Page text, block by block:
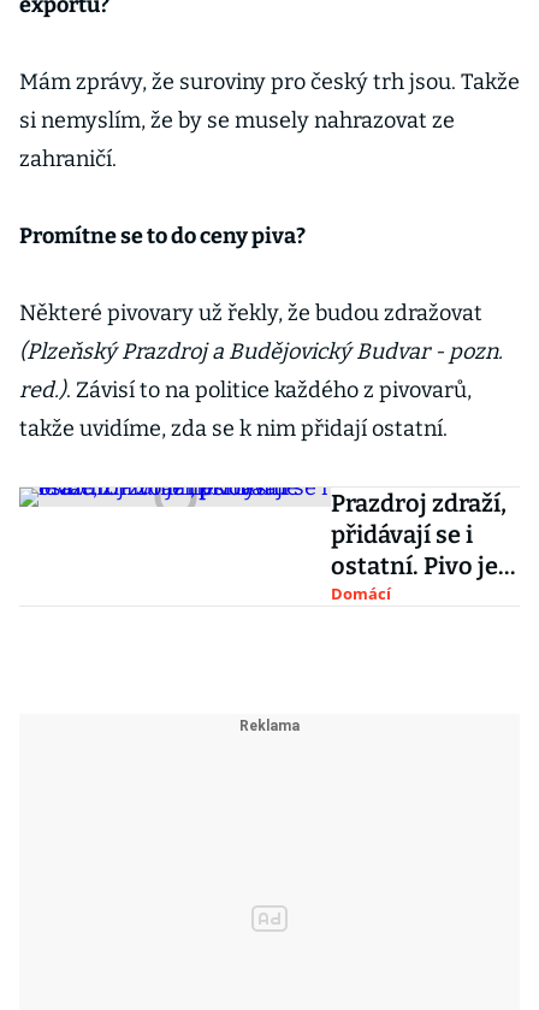
Mám zprávy, že suroviny pro český trh jsou. Takže
si nemyslím, že by se musely nahrazovat ze
zahraničí.
Promítne se to do ceny piva?
Některé pivovary už řekly, že budou zdražovat
(Plzeňský Prazdroj a Budějovický Budvar - pozn.
red.). Závisí to na politice každého z pivovarů,
takže uvidíme, zda se k nim přidají ostatní.
Prazdroj zdraží,
přidávají se i
ostatní. Pivo je
nesmyslně
Domácí